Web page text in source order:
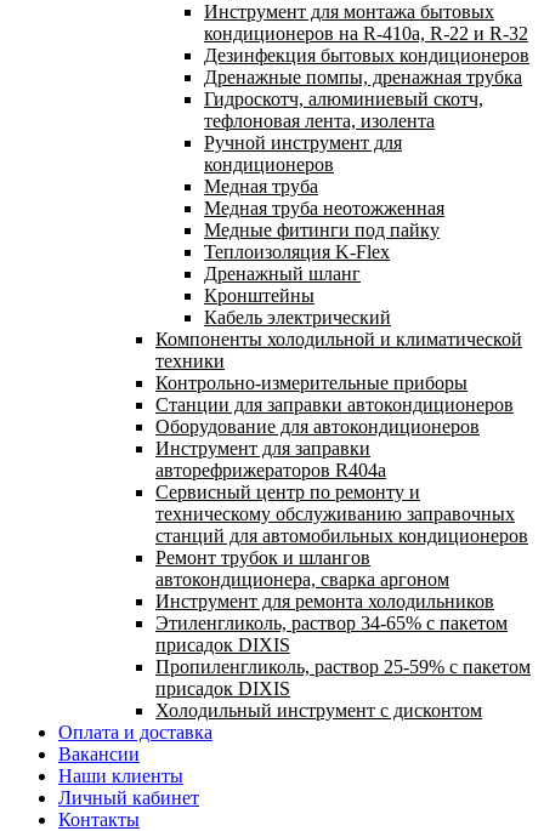
Инструмент для монтажа бытовых
кондиционеров на R-410а, R-22 и R-32
Дезинфекция бытовых кондиционеров
Дренажные помпы, дренажная трубка
Гидроскотч, алюминиевый скотч,
тефлоновая лента, изолента
Ручной инструмент для
кондиционеров
Медная труба
Медная труба неотожженная
Медные фитинги под пайку
Теплоизоляция K-Flex
Дренажный шланг
Кронштейны
Кабель электрический
Компоненты холодильной и климатической
техники
Контрольно-измерительные приборы
Станции для заправки автокондиционеров
Оборудование для автокондиционеров
Инструмент для заправки
авторефрижераторов R404a
Сервисный центр по ремонту и
техническому обслуживанию заправочных
станций для автомобильных кондиционеров
Ремонт трубок и шлангов
автокондиционера, сварка аргоном
Инструмент для ремонта холодильников
Этиленгликоль, раствор 34-65% с пакетом
присадок DIXIS
Пропиленгликоль, раствор 25-59% с пакетом
присадок DIXIS
Холодильный инструмент с дисконтом
Оплата и доставка
Вакансии
Наши клиенты
Личный кабинет
Контакты